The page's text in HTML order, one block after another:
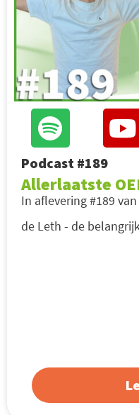
Podcast #189
Allerlaatste
In aflevering #189
de Leth - de